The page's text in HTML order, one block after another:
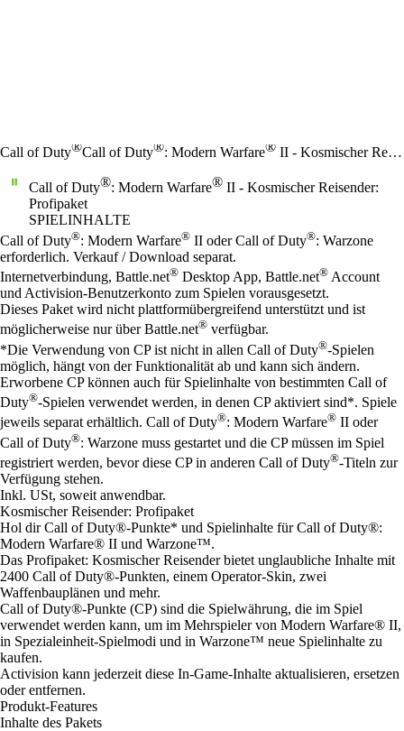
Call of Duty®Call of Duty®: Modern Warfare® II - Kosmischer Reisender: Profipaket
Call of Duty®: Modern Warfare® II - Kosmischer Reisender:
Profipaket
SPIELINHALTE
Preis
Available actions
Call of Duty®: Modern Warfare® II oder Call of Duty®: Warzone
erforderlich. Verkauf / Download separat.
Internetverbindung, Battle.net® Desktop App, Battle.net® Account
und Activision-Benutzerkonto zum Spielen vorausgesetzt.
Dieses Paket wird nicht plattformübergreifend unterstützt und ist
möglicherweise nur über Battle.net® verfügbar.
*Die Verwendung von CP ist nicht in allen Call of Duty®-Spielen
möglich, hängt von der Funktionalität ab und kann sich ändern.
Erworbene CP können auch für Spielinhalte von bestimmten Call of
Duty®-Spielen verwendet werden, in denen CP aktiviert sind*. Spiele
jeweils separat erhältlich. Call of Duty®: Modern Warfare® II oder
Call of Duty®: Warzone muss gestartet und die CP müssen im Spiel
registriert werden, bevor diese CP in anderen Call of Duty®-Titeln zur
Verfügung stehen.
Inkl. USt, soweit anwendbar.
Kosmischer Reisender: Profipaket
Hol dir Call of Duty®-Punkte* und Spielinhalte für Call of Duty®:
Modern Warfare® II und Warzone™.
Das Profipaket: Kosmischer Reisender bietet unglaubliche Inhalte mit
2400 Call of Duty®-Punkten, einem Operator-Skin, zwei
Waffenbauplänen und mehr.
Call of Duty®-Punkte (CP) sind die Spielwährung, die im Spiel
verwendet werden kann, um im Mehrspieler von Modern Warfare® II,
in Spezialeinheit-Spielmodi und in Warzone™ neue Spielinhalte zu
kaufen.
Activision kann jederzeit diese In-Game-Inhalte aktualisieren, ersetzen
oder entfernen.
Produkt-Features
Inhalte des Pakets